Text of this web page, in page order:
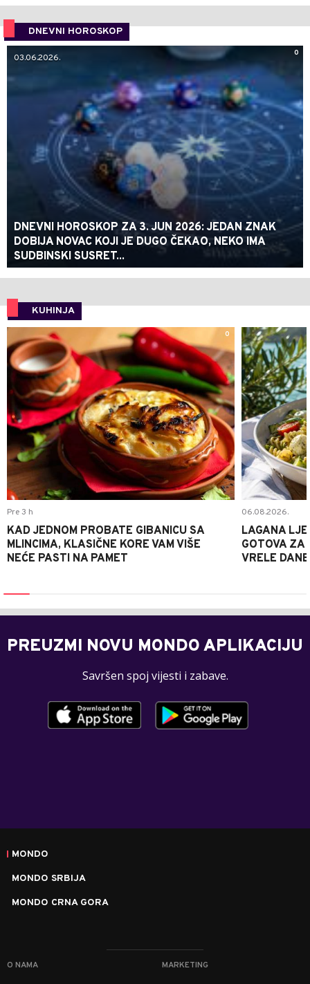
DNEVNI HOROSKOP
0
03.06.2026.
DNEVNI HOROSKOP ZA 3. JUN 2026: JEDAN ZNAK
DOBIJA NOVAC KOJI JE DUGO ČEKAO, NEKO IMA
SUDBINSKI SUSRET...
KUHINJA
0
Pre 3 h
KAD JEDNOM PROBATE GIBANICU SA
MLINCIMA, KLASIČNE KORE VAM VIŠE
NEĆE PASTI NA PAMET
06.08.2026.
LAGANA
GOTOVA ZA
VRELE DANE
PREUZMI NOVU MONDO APLIKACIJU
Savršen spoj vijesti i zabave.
MONDO
MONDO SRBIJA
MONDO CRNA GORA
O NAMA MARKETING